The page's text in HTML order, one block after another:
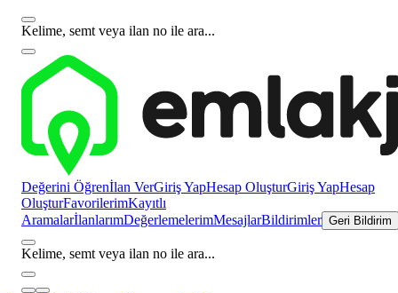
Kelime, semt veya ilan no ile ara...
Değerini Öğrenİlan VerGiriş YapHesap OluşturGiriş YapHesap
OluşturFavorilerimKayıtlı
AramalarİlanlarımDeğerlemelerimMesajlarBildirimler Geri Bildirim
Kelime, semt veya ilan no ile ara...